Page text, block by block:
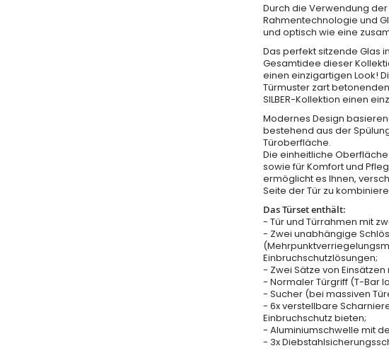
Durch die Verwendung der
Rahmentechnologie und
und optisch wie eine
Das perfekt sitzende Glas
Gesamtidee dieser
einen einzigartigen Look!
Türmuster zart
SILBER-Kollektion einen
Modernes Design
bestehend aus der
Türoberfläche.
Die einheitliche
sowie für Komfort und
ermöglicht es Ihnen,
Seite der Tür zu
Das Türset enthält:
- Tür und Türrahmen mit
- Zwei unabhängige
Einbruchschutzlösungen;
- Zwei Sätze von
- Normaler Türgriff (T-Bar
- Sucher (bei massiven
- 6x verstellbare
Einbruchschutz bieten;
- Aluminiumschwelle mit
- 3x